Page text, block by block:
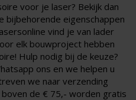
voor je laser? Bekijk dan
bijbehorende eigenschappen
vind je van lader
elk bouwproject hebben
Hulp nodig bij de keuze?
ons en we helpen u
we naar verzending
de € 75,- worden gratis